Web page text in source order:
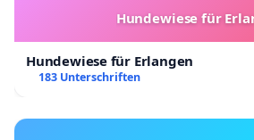
Hundewiese für
Hundewiese für Erlangen
183 Unterschriften